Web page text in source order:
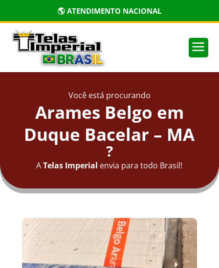
🌎 ATENDIMENTO NACIONAL
a
Você está procurando
Arames Belgo em
Duque Bacelar – MA
?
ATelas Imperial envia para todo Brasil!